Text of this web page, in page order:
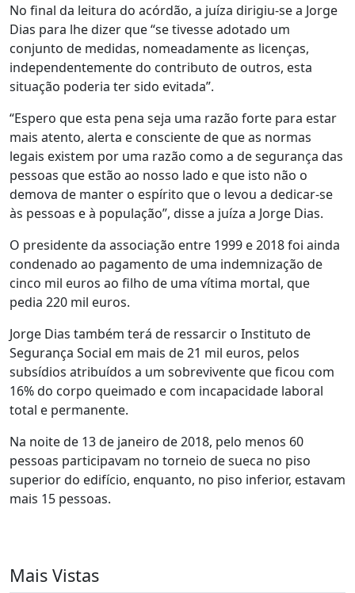
No final da leitura do acórdão, a juíza dirigiu-se a Jorge
Dias para lhe dizer que “se tivesse adotado um
conjunto de medidas, nomeadamente as licenças,
independentemente do contributo de outros, esta
situação poderia ter sido evitada”.
“Espero que esta pena seja uma razão forte para estar
mais atento, alerta e consciente de que as normas
legais existem por uma razão como a de segurança das
pessoas que estão ao nosso lado e que isto não o
demova de manter o espírito que o levou a dedicar-se
às pessoas e à população”, disse a juíza a Jorge Dias.
O presidente da associação entre 1999 e 2018 foi ainda
condenado ao pagamento de uma indemnização de
cinco mil euros ao filho de uma vítima mortal, que
pedia 220 mil euros.
Jorge Dias também terá de ressarcir o Instituto de
Segurança Social em mais de 21 mil euros, pelos
subsídios atribuídos a um sobrevivente que ficou com
16% do corpo queimado e com incapacidade laboral
total e permanente.
Na noite de 13 de janeiro de 2018, pelo menos 60
pessoas participavam no torneio de sueca no piso
superior do edifício, enquanto, no piso inferior, estavam
mais 15 pessoas.
Mais Vistas